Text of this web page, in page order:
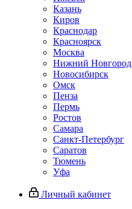
Казань
Киров
Краснодар
Красноярск
Москва
Нижний Новгород
Новосибирск
Омск
Пенза
Пермь
Ростов
Самара
Санкт-Петербург
Саратов
Тюмень
Уфа
Личный кабинет